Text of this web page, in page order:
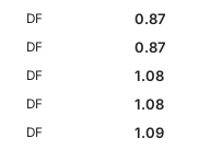
DF
0.87
DF
0.87
DF
1.08
DF
1.08
DF
1.09